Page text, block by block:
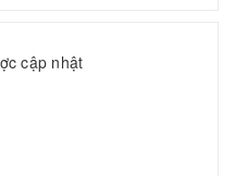
cập nhật